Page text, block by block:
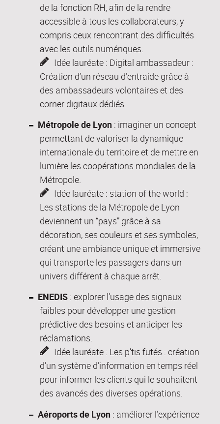
de la fonction RH, afin de la rendre
accessible à tous les collaborateurs, y
compris ceux rencontrant des difficultés
avec les outils numériques.
Idée lauréate : Digital ambassadeur :
Création d’un réseau d’entraide grâce à
des ambassadeurs volontaires et des
corner digitaux dédiés.
Métropole de Lyon: imaginer un concept
permettant de valoriser la dynamique
internationale du territoire et de mettre en
lumière les coopérations mondiales de la
Métropole.
Idée lauréate : station of the world :
Les stations de la Métropole de Lyon
deviennent un “pays” grâce à sa
décoration, ses couleurs et ses symboles,
créant une ambiance unique et immersive
qui transporte les passagers dans un
univers différent à chaque arrêt.
ENEDIS: explorer l’usage des signaux
faibles pour développer une gestion
prédictive des besoins et anticiper les
réclamations.
Idée lauréate : Les p’tis futés : création
d’un système d’information en temps réel
pour informer les clients qui le souhaitent
des avancés des diverses opérations.
Aéroports de Lyon: améliorer l’expérience